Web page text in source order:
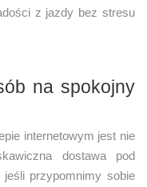
z jazdy bez stresu
na spokojny
internetowym jest nie
dostawa pod
przypomnimy sobie